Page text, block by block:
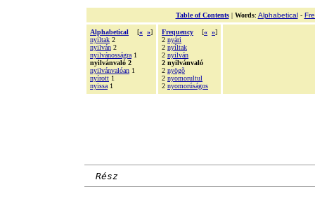
Table of Contents| Words: Alphabetical-
Alphabetical [« »]
nyíltak 2
nyilván 2
nyilvánosságra 1
nyilvánvaló 2
nyilvánvalóan 1
nyírott 1
nyissa 1
Frequency [« »]
2 nyári
2 nyíltak
2 nyilván
2 nyilvánvaló
2 nyögõ
2 nyomorultul
2 nyomorúságos
Rész